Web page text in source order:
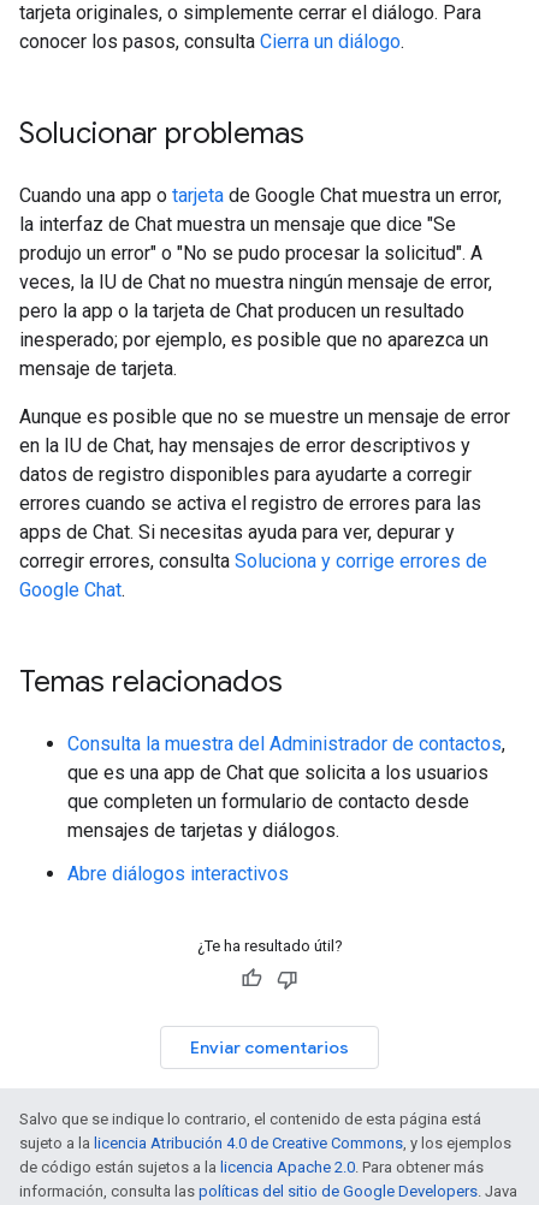
tarjeta originales, o simplemente cerrar el diálogo. Para
conocer los pasos, consulta Cierra un diálogo.
Solucionar problemas
Cuando una app o tarjeta de Google Chat muestra un error,
la interfaz de Chat muestra un mensaje que dice "Se
produjo un error" o "No se pudo procesar la solicitud". A
veces, la IU de Chat no muestra ningún mensaje de error,
pero la app o la tarjeta de Chat producen un resultado
inesperado; por ejemplo, es posible que no aparezca un
mensaje de tarjeta.
Aunque es posible que no se muestre un mensaje de error
en la IU de Chat, hay mensajes de error descriptivos y
datos de registro disponibles para ayudarte a corregir
errores cuando se activa el registro de errores para las
apps de Chat. Si necesitas ayuda para ver, depurar y
corregir errores, consulta Soluciona y corrige errores de
Google Chat.
Temas relacionados
Consulta la muestra del Administrador de contactos,
que es una app de Chat que solicita a los usuarios
que completen un formulario de contacto desde
mensajes de tarjetas y diálogos.
Abre diálogos interactivos
¿Te ha resultado útil?
Enviar comentarios
Salvo que se indique lo contrario, el contenido de esta página está
sujeto a la licencia Atribución 4.0 de Creative Commons, y los ejemplos
de código están sujetos a la licencia Apache 2.0. Para obtener más
información, consulta las políticas del sitio de Google Developers. Java